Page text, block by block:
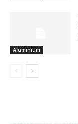
Aluminium